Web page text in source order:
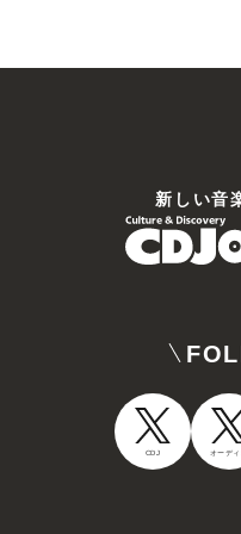
新しい⾳
CDJ オーディ